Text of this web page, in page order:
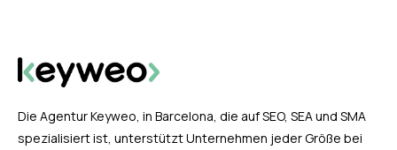
Die Agentur Keyweo, in Barcelona, die auf SEO, SEA und SMA
spezialisiert ist, unterstützt Unternehmen jeder Größe bei